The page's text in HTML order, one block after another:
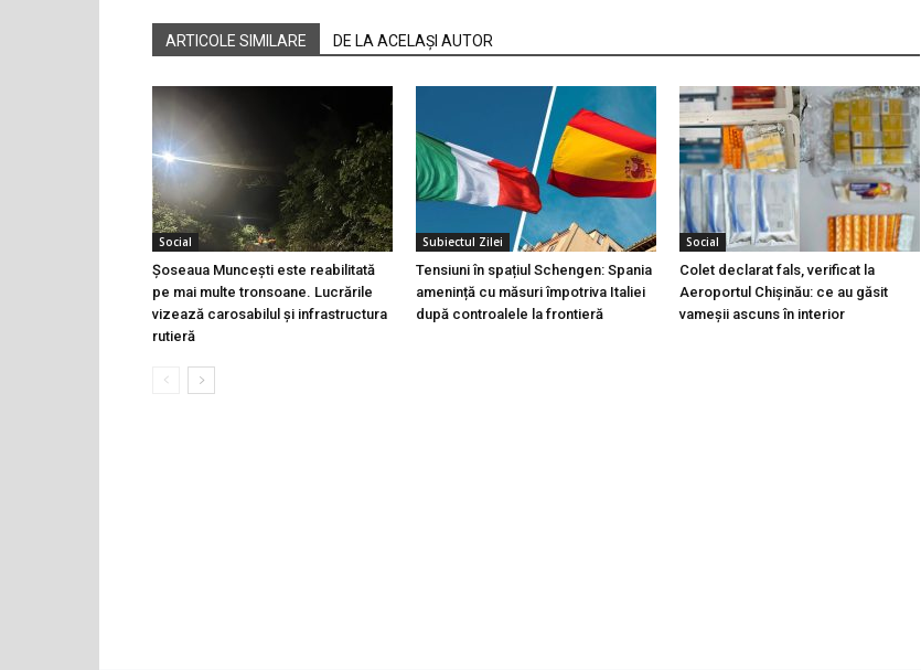
ARTICOLE SIMILARE DE LA ACELAȘI AUTOR
Social
Șoseaua Muncești este reabilitată
pe mai multe tronsoane. Lucrările
vizează carosabilul și infrastructura
rutieră
Subiectul Zilei
Tensiuni în spațiul Schengen: Spania
amenință cu măsuri împotriva Italiei
după controalele la frontieră
Social
Colet declarat fals, verificat la
Aeroportul Chișinău: ce au găsit
vameșii ascuns în interior